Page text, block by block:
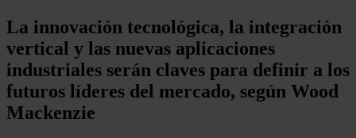
La innovación tecnológica, la integración
vertical y las nuevas aplicaciones
industriales serán claves para definir a los
futuros líderes del mercado, según Wood
Mackenzie